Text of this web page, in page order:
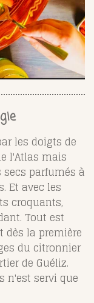
les doigts de
l'Atlas mais
parfumés à
Et avec les
croquants,
Tout est
dès la première
du citronnier
de Guéliz.
n'est servi que